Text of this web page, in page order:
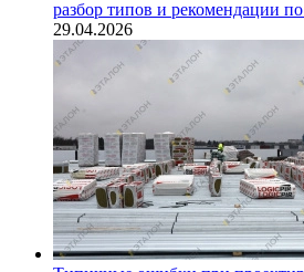
разбор типов и рекомендации
29.04.2026